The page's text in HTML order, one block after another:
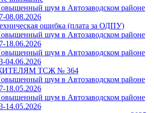
шум в Автозаводском районе
08.08.2026
ошибка (плата за ОДПУ)
шум в Автозаводском районе
18.06.2026
шум в Автозаводском районе
04.06.2026
ТСЖ № 364
шум в Автозаводском районе
18.05.2026
шум в Автозаводском районе
14.05.2026